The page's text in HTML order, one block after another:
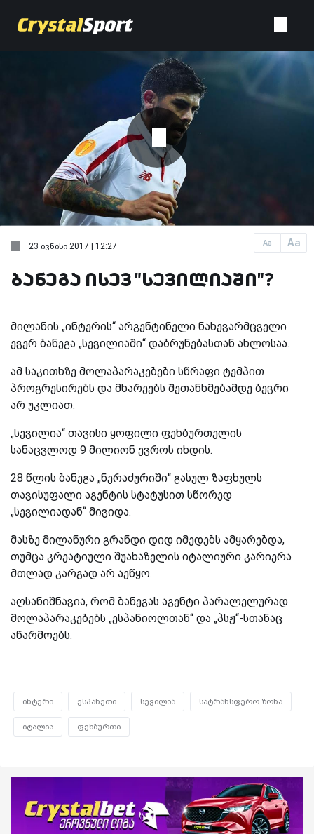
Aa Aa
23 ივნისი 2017 | 12:27
ბანეგა ისევ "სევილიაში"?
მილანის „ინტერის“ არგენტინელი ნახევარმცველი
ევერ ბანეგა „სევილიაში“ დაბრუნებასთან ახლოსაა.
ამ საკითხზე მოლაპარაკებები სწრაფი ტემპით
პროგრესირებს და მხარეებს შეთანხმებამდე ბევრი
არ უკლიათ.
„სევილია“ თავისი ყოფილი ფეხბურთელის
სანაცვლოდ 9 მილიონ ევროს იხდის.
28 წლის ბანეგა „ნერაძურიში“ გასულ ზაფხულს
თავისუფალი აგენტის სტატუსით სწორედ
„სევილიადან“ მივიდა.
მასზე მილანური გრანდი დიდ იმედებს ამყარებდა,
თუმცა კრეატიული შუახაზელის იტალიური კარიერა
მთლად კარგად არ აეწყო.
აღსანიშნავია, რომ ბანეგას აგენტი პარალელურად
მოლაპარაკებებს „ესპანიოლთან“ და „პსჟ“-სთანაც
აწარმოებს.
ინტერი ესპანეთი სევილია სატრანსფერო ზონა
იტალია ფეხბურთი